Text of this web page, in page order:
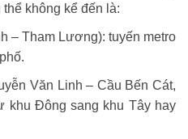
không kể đến là:
– Tham Lương): tuyến metro
Văn Linh – Cầu Bến Cát,
khu Đông sang khu Tây hay